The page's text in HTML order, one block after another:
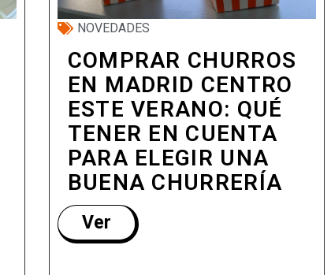
NOVEDADES
COMPRAR CHURROS
EN MADRID CENTRO
ESTE VERANO: QUÉ
TENER EN CUENTA
PARA ELEGIR UNA
BUENA CHURRERÍA
Ver